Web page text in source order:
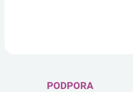
PODPORA